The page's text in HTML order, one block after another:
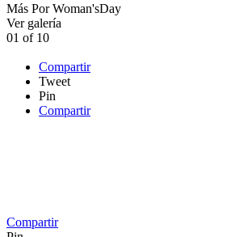
Más PorWoman'sDay
Ver galería
01 of 10
Compartir
Tweet
Pin
Compartir
Compartir